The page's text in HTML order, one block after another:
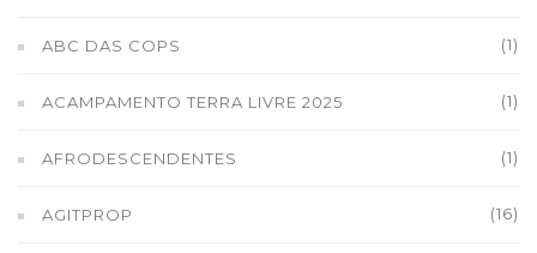
ABC DAS COPS (1)
ACAMPAMENTO TERRA LIVRE 2025 (1)
AFRODESCENDENTES (1)
AGITPROP (16)